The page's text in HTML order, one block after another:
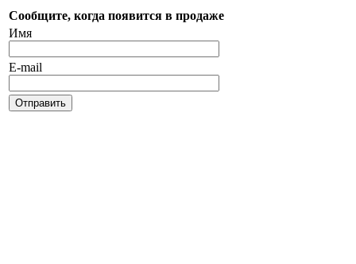
Сообщите, когда появится в продаже
Имя
E-mail